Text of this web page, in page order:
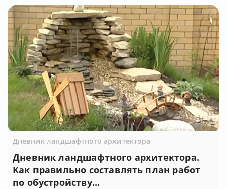
Дневник ландшафтного архитектора
Дневник ландшафтного архитектора.
Как правильно составлять план работ
по обустройству...